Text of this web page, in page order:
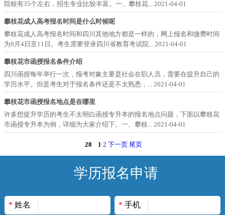
院校有35个左右，招生专业比较丰富。一、攀枝花... 2021-04-01
攀枝花成人高考报名时间是什么时候呢
攀枝花成人高考报名时间和四川其他地方都是一样的，网上报名和缴费时间
为9月4日至11日。考生需要登录四川省教育考试院... 2021-04-01
攀枝花市函授报名条件介绍
四川函授每年举行一次，报考对象主要是社会在职人员，需要在提升自己的
学历水平。但是考生对于报名条件还是不太熟悉，... 2021-04-01
攀枝花市函授报名地点是在哪里
许多想提升学历的考生不太明白函授专升本的报名地点问题，下面以攀枝花
市函授专升本为例，详细为大家介绍下。一、攀枝... 2021-04-01
28 1 2 下一页 尾页
学历报名申请
* 姓名 * 手机